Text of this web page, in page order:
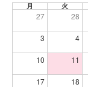
月 火
27 28
3 4
10 11
17 18